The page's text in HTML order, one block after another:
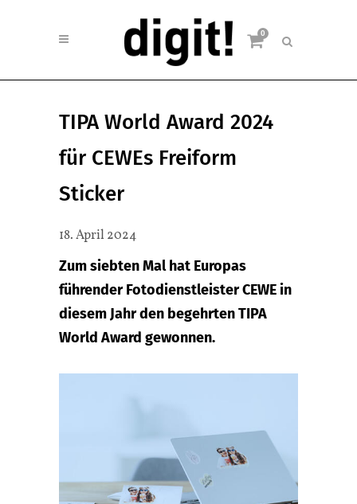
0
TIPA World Award 2024
für CEWEs Freiform
Sticker
18. April 2024
Zum siebten Mal hat Europas
führender Fotodienstleister CEWE in
diesem Jahr den begehrten TIPA
World Award gewonnen.